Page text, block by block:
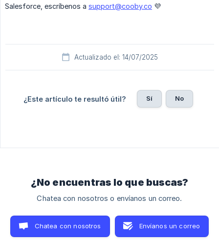
Salesforce, escríbenos a support@cooby.co 💜
Actualizado el: 14/07/2025
¿Este artículo te resultó útil? Sí No
¿No encuentras lo que buscas?
Chatea con nosotros o envíanos un correo.
Chatea con nosotros Envíanos un correo